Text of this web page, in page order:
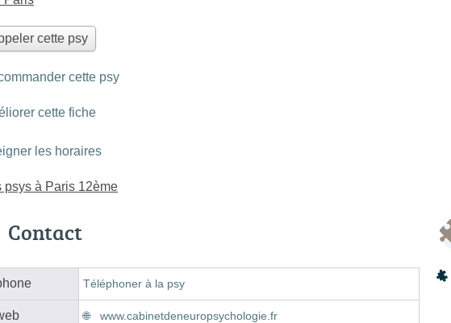
cette psy
cette psy
cette fiche
les horaires
psys à Paris 12ème
Contact
Téléphoner à la psy
www.cabinetdeneuropsychologie.fr